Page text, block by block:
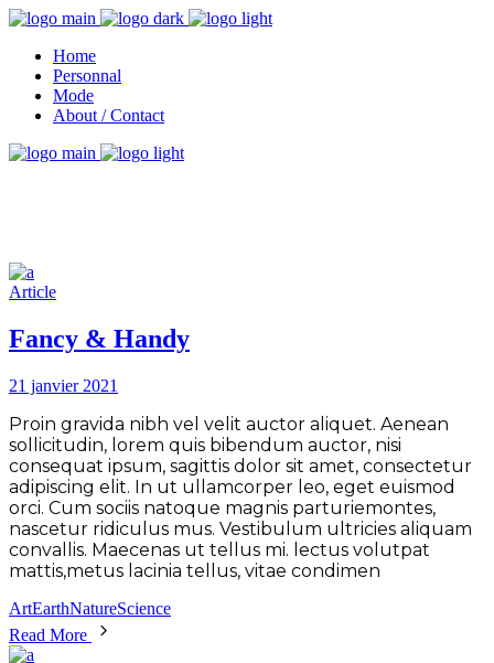
Home
Personnal
Mode
About / Contact
Article
Fancy & Handy
21 janvier 2021
Proin gravida nibh vel velit auctor aliquet. Aenean
sollicitudin, lorem quis bibendum auctor, nisi
consequat ipsum, sagittis dolor sit amet, consectetur
adipiscing elit. In ut ullamcorper leo, eget euismod
orci. Cum sociis natoque magnis parturiemontes,
nascetur ridiculus mus. Vestibulum ultricies aliquam
convallis. Maecenas ut tellus mi. lectus volutpat
mattis,metus lacinia tellus, vitae condimen
ArtEarthNatureScience
Read More